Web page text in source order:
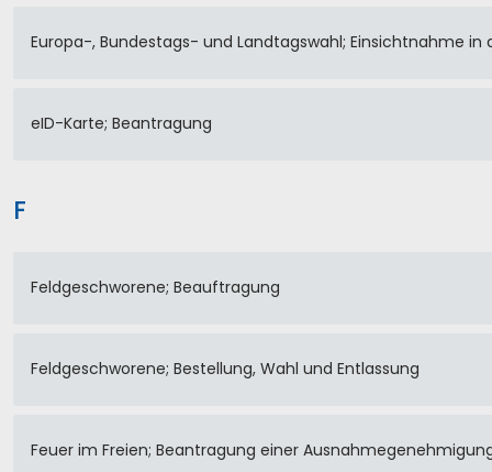
Europa-, Bundestags- und Landtagswahl; Einsichtnahme in
eID-Karte; Beantragung
F
Feldgeschworene; Beauftragung
Feldgeschworene; Bestellung, Wahl und Entlassung
Feuer im Freien; Beantragung einer